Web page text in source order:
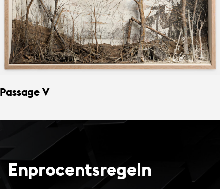
Passage V
Enprocentsregeln